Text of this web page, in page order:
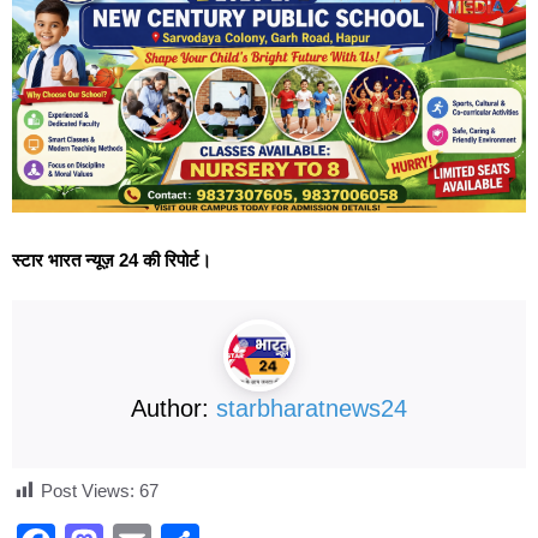
स्टार भारत न्यूज़ 24 की रिपोर्ट।
Author: starbharatnews24
Post Views: 67